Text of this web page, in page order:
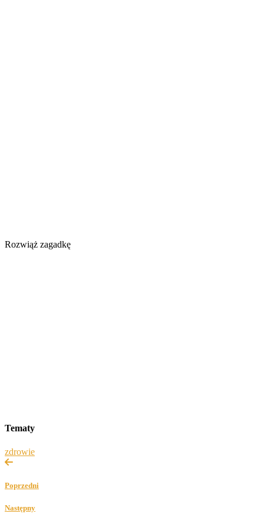
Rozwiąż zagadkę
Tematy
zdrowie
Poprzedni
Następny